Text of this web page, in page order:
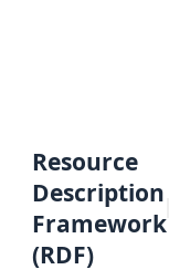
Resource
Description
Framework
(RDF)